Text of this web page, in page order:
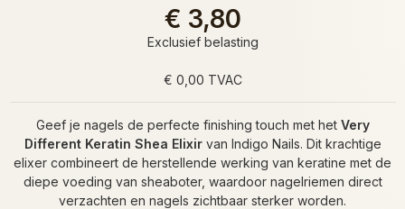
€ 3,80
Exclusief belasting
€ 0,00 TVAC
Geef je nagels de perfecte finishing touch met het Very
Different Keratin Shea Elixirvan Indigo Nails. Dit krachtige
elixer combineert de herstellende werking van keratine met de
diepe voeding van sheaboter, waardoor nagelriemen direct
verzachten en nagels zichtbaar sterker worden.